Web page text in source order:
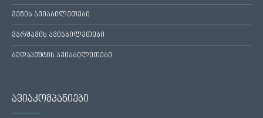
ვენის ავიაბილეთები
ვარშავის ავიაბილეთები
ბუდაპეშტის ავიაბილეთები
ავიაკომპანიები